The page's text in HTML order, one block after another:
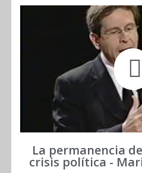
La permanencia
crisis política -